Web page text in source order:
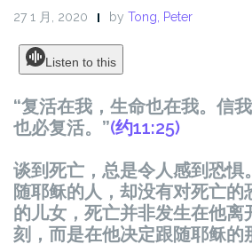
27 1 月, 2020 by Tong, Peter
Listen to this
“复活在我，生命也在我。信
也必复活。”(约11:25)
谈到死亡，总是令人感到恐惧
随耶稣的人，却没有对死亡的
的儿女，死亡并非发生在他离
刻，而是在他决定跟随耶稣的